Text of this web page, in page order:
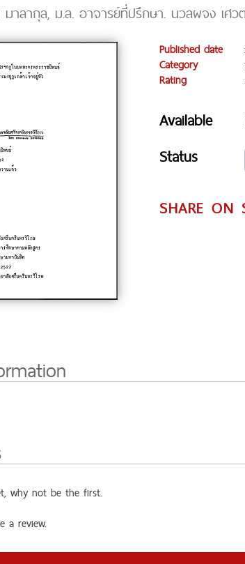
าลากุล, ม.ล. อาจารย์ที่ปรึกษา. นวลผจง เศว
Published date
Category
:
Rating
:
Available
Status
SHARE ON
why not be the first.
a review.